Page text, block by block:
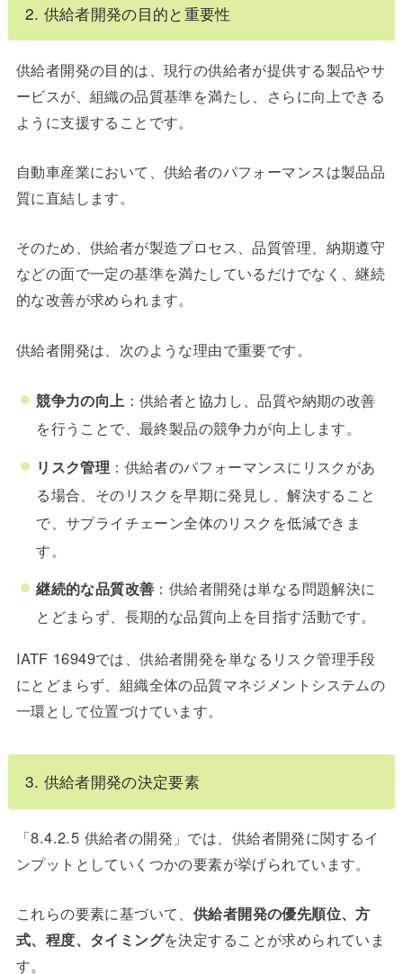
2. 供給者開発の目的と重要性
供給者開発の目的は、現行の供給者が提供する製品やサ
ービスが、組織の品質基準を満たし、さらに向上できる
ように支援することです。
自動車産業において、供給者のパフォーマンスは製品品
質に直結します。
そのため、供給者が製造プロセス、品質管理、納期遵守
などの面で一定の基準を満たしているだけでなく、継続
的な改善が求められます。
供給者開発は、次のような理由で重要です。
競争力の向上 ：供給者と協力し、品質や納期の改善
を行うことで、最終製品の競争力が向上します。
リスク管理 ：供給者のパフォーマンスにリスクがあ
る場合、そのリスクを早期に発見し、解決すること
で、サプライチェーン全体のリスクを低減できま
す。
継続的な品質改善 ：供給者開発は単なる問題解決に
とどまらず、長期的な品質向上を目指す活動です。
IATF 16949では、供給者開発を単なるリスク管理手段
にとどまらず、組織全体の品質マネジメントシステムの
一環として位置づけています。
3. 供給者開発の決定要素
「8.4.2.5 供給者の開発」では、供給者開発に関するイ
ンプットとしていくつかの要素が挙げられています。
これらの要素に基づいて、 供給者開発の優先順位、方
式、程度、タイミングを決定することが求められていま
す。